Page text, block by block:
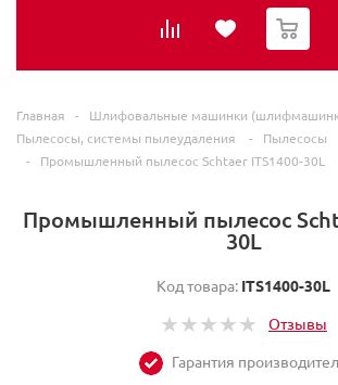
0
Главная - Шлифовальные машинки
Пылесосы, системы пылеудаления
- Пылесосы
-
Промышленный пылесос Schtaer ITS1400-30L
Промышленный пылесос
30L
Код товара: ITS1400-30L
Отзывы
Гарантия